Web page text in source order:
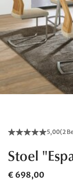
5,00(2
Stoel
€ 698,00